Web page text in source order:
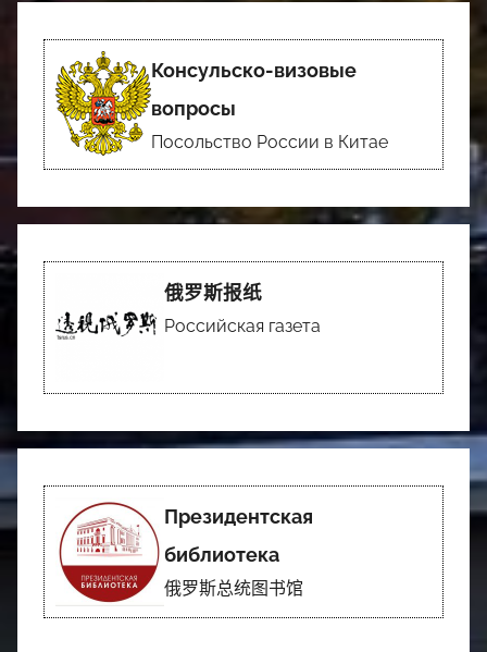
Консульско-визовые
вопросы
Посольство России в Китае
俄罗斯报纸
Российская газета
Президентская
библиотека
俄罗斯总统图书馆